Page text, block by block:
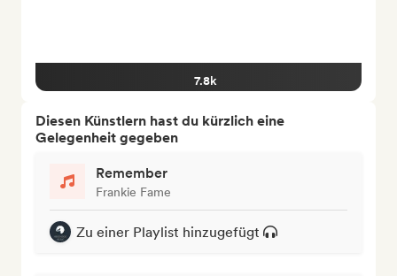
7.8k
Diesen Künstlern hast du kürzlich eine
Gelegenheit gegeben
Remember
Frankie Fame
Zu einer Playlist hinzugefügt